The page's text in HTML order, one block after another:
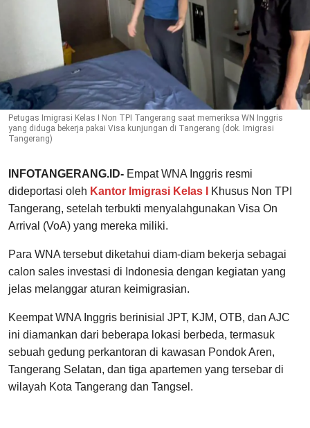
Petugas Imigrasi Kelas I Non TPI Tangerang saat memeriksa WN Inggris
yang diduga bekerja pakai Visa kunjungan di Tangerang (dok. Imigrasi
Tangerang)
INFOTANGERANG.ID- Empat WNA Inggris resmi
dideportasi oleh Kantor Imigrasi Kelas I
Khusus Non TPI
Tangerang, setelah terbukti menyalahgunakan Visa On
Arrival (VoA) yang mereka miliki.
Para WNA tersebut diketahui diam-diam bekerja sebagai
calon sales investasi di Indonesia dengan kegiatan yang
jelas melanggar aturan keimigrasian.
Keempat WNA Inggris berinisial JPT, KJM, OTB, dan AJC
ini diamankan dari beberapa lokasi berbeda, termasuk
sebuah gedung perkantoran di kawasan Pondok Aren,
Tangerang Selatan, dan tiga apartemen yang tersebar di
wilayah Kota Tangerang dan Tangsel.